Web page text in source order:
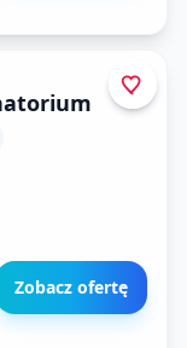
Zobacz ofertę